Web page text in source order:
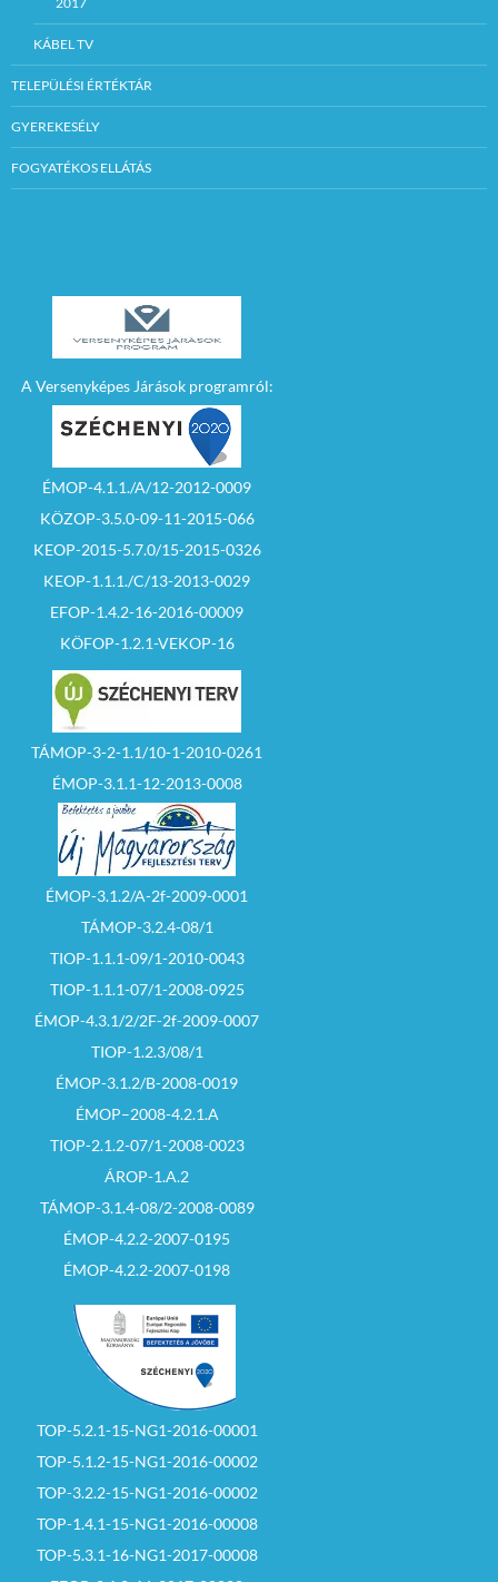
KÁBEL TV
TELEPÜLÉSI ÉRTÉKTÁR
GYEREKESÉLY
FOGYATÉKOS ELLÁTÁS
A Versenyképes Járások programról:
ÉMOP-4.1.1./A/12-2012-0009
KÖZOP-3.5.0-09-11-2015-066
KEOP-2015-5.7.0/15-2015-0326
KEOP-1.1.1./C/13-2013-0029
EFOP-1.4.2-16-2016-00009
KÖFOP-1.2.1-VEKOP-16
TÁMOP-3-2-1.1/10-1-2010-0261
ÉMOP-3.1.1-12-2013-0008
ÉMOP-3.1.2/A-2f-2009-0001
TÁMOP-3.2.4-08/1
TIOP-1.1.1-09/1-2010-0043
TIOP-1.1.1-07/1-2008-0925
ÉMOP-4.3.1/2/2F-2f-2009-0007
TIOP-1.2.3/08/1
ÉMOP-3.1.2/B-2008-0019
ÉMOP–2008-4.2.1.A
TIOP-2.1.2-07/1-2008-0023
ÁROP-1.A.2
TÁMOP-3.1.4-08/2-2008-0089
ÉMOP-4.2.2-2007-0195
ÉMOP-4.2.2-2007-0198
TOP-5.2.1-15-NG1-2016-00001
TOP-5.1.2-15-NG1-2016-00002
TOP-3.2.2-15-NG1-2016-00002
TOP-1.4.1-15-NG1-2016-00008
TOP-5.3.1-16-NG1-2017-00008